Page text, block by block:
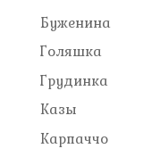
Буженина
Голяшка
Грудинка
Казы
Карпаччо